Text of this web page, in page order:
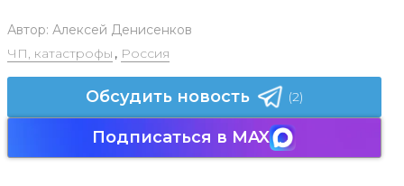
Автор: Алексей Денисенков
ЧП, катастрофы , Россия
Обсудить новость (2)
Подписаться в MAX